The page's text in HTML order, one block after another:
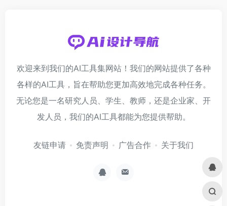
欢迎来到我们的AI工具集网站！我们的网站提供了各种
各样的AI工具，旨在帮助您更加高效地完成各种任务。
无论您是一名研究人员、学生、教师，还是企业家、开
发人员，我们的AI工具都能为您提供帮助。
友链申请 免责声明 广告合作 关于我们